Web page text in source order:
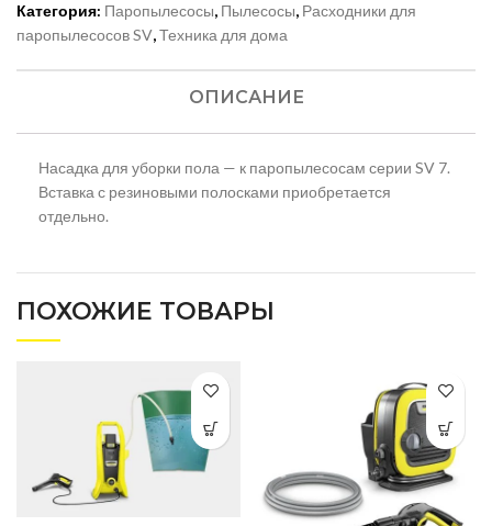
Категория: Паропылесосы, Пылесосы, Расходники для
паропылесосов SV,Техника для дома
ОПИСАНИЕ
Насадка для уборки пола — к паропылесосам серии SV 7.
Вставка с резиновыми полосками приобретается
отдельно.
ПОХОЖИЕ ТОВАРЫ